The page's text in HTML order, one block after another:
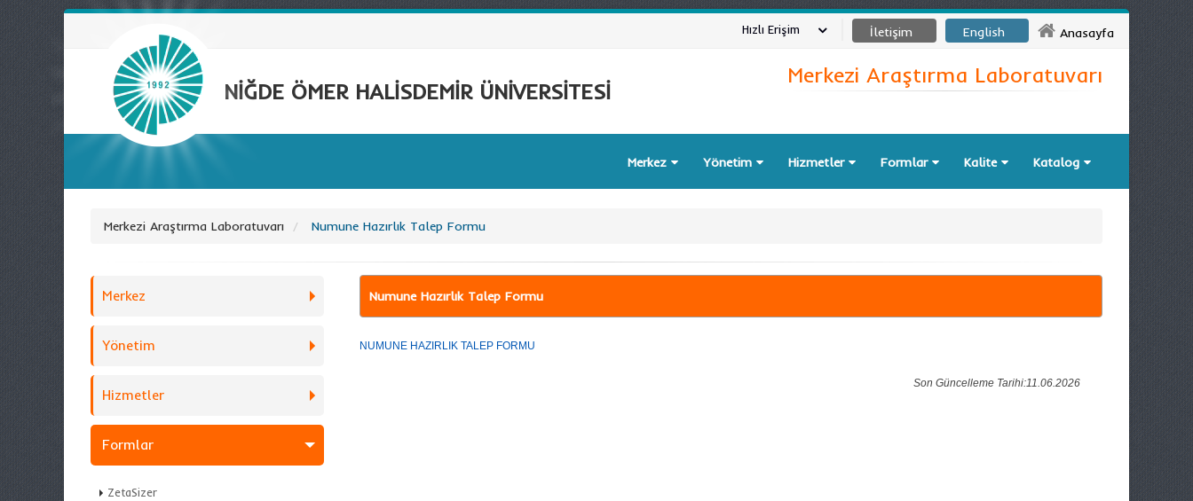
Anasayfa
English
İletişim
Hızlı Erişim
NİĞDE ÖMER HALİSDEMİR ÜNİVERSİTESİ
Merkezi Araştırma Laboratuvarı
Merkez Yönetim Hizmetler Formlar Kalite Katalog
Merkezi Araştırma Laboratuvarı Numune Hazırlık Talep Formu
Merkez
Yönetim
Hizmetler
Formlar
ZetaSizer
Numune Hazırlık Talep Formu
NUMUNE HAZIRLIK TALEP FORMU
Son Güncelleme Tarihi:11.06.2026